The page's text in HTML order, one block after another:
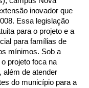
inovador que
Essa legislação
para o projeto e a
para famílias de
mínimos. Sob a
projeto foca na
além de atender
do município para a